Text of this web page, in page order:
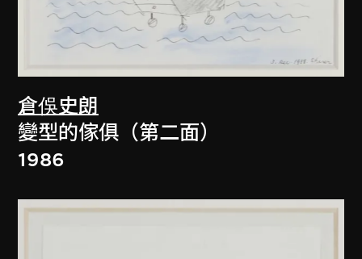
倉俁史朗
變型的傢俱（第二面）
1986